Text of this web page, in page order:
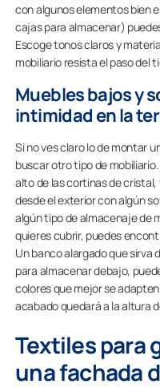
con algunos elementos bien
cajas para almacenar)
Escoge tonos claros y
mobiliario resista el paso del
Muebles bajos y
intimidad en la
Si no ves claro lo de montar
buscar otro tipo de
alto de las cortinas de
desde el exterior con algún
algún tipo de almacenaje de
quieres cubrir, puedes
Un banco alargado que sirva
para almacenar debajo,
colores que mejor se
acabado quedará a la altura
Textiles para
una fachada